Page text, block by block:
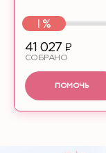
1%
41 027 ф
СОБРАНО
ПОМОЧЬ